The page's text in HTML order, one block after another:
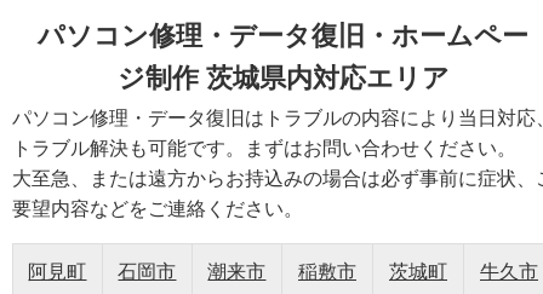
パソコン修理・データ復旧・ホームペー
ジ制作 茨城県内対応エリア
パソコン修理・データ復旧はトラブルの内容により当日対応
トラブル解決も可能です。まずはお問い合わせください。
大至急、または遠方からお持込みの場合は必ず事前に症状、
要望内容などをご連絡ください。
阿見町 石岡市 潮来市 稲敷市 茨城町 牛久市